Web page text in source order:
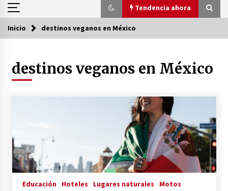
Tendencia ahora
Tendencia ahora
¿Practicar Yogan y ser Vegano es lo mismo? Te
lo explicamos acá
TOP 3: Mejores Proteínas Veganas 2023
La Primera Maquina Casera para Crear Carne
Vegetal
Inicio destinos veganos en México
destinos veganos en México
Educación Hoteles Lugares naturales
Motos